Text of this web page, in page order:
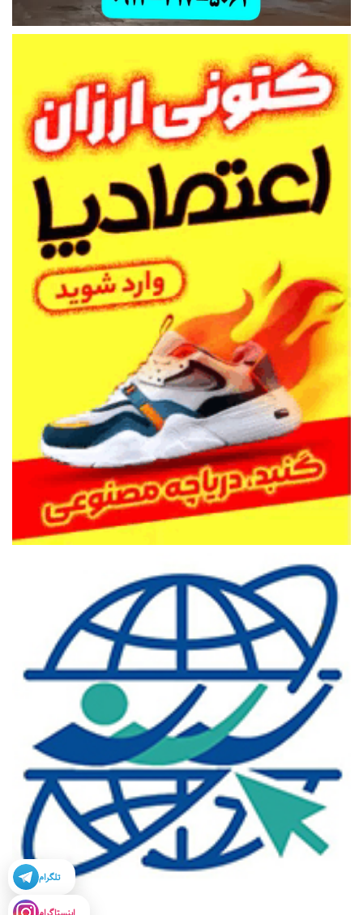
تلگرام